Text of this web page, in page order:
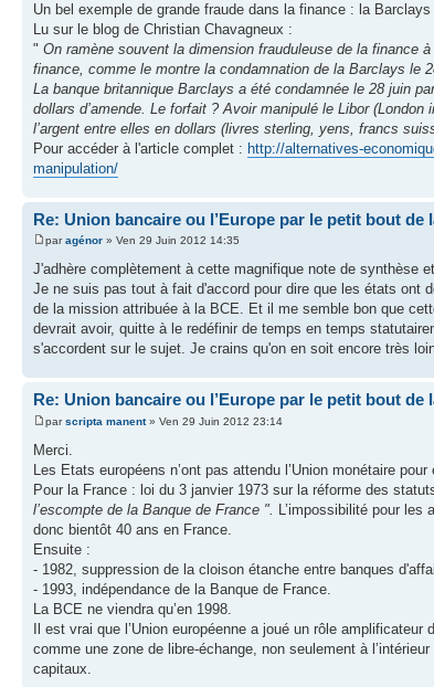
Un bel exemple de grande fraude dans la finance : la Barclays
Lu sur le blog de Christian Chavagneux :
" On ramène souvent la dimension frauduleuse de la finance
finance, comme le montre la condamnation de la Barclays le
La banque britannique Barclays a été condamnée le 28 juin
dollars d’amende. Le forfait ? Avoir manipulé le Libor
l’argent entre elles en dollars (livres sterling, yens, francs
Pour accéder à l'article complet : http://alternatives-
manipulation/
Re: Union bancaire ou l’Europe par le petit bout de
paragénor » Ven 29 Juin 2012 14:35
J'adhère complètement à cette magnifique note de synthèse
Je ne suis pas tout à fait d'accord pour dire que les états ont
de la mission attribuée à la BCE. Et il me semble bon que
devrait avoir, quitte à le redéfinir de temps en temps
s'accordent sur le sujet. Je crains qu'on en soit encore très
Re: Union bancaire ou l’Europe par le petit bout de
parscripta manent» Ven 29 Juin 2012 23:14
Merci.
Les Etats européens n’ont pas attendu l’Union monétaire
Pour la France : loi du 3 janvier 1973 sur la réforme des
l’escompte de la Banque de France ". L’impossibilité pour
donc bientôt 40 ans en France.
Ensuite :
- 1982, suppression de la cloison étanche entre banques
- 1993, indépendance de la Banque de France.
La BCE ne viendra qu’en 1998.
Il est vrai que l’Union européenne a joué un rôle
comme une zone de libre-échange, non seulement à
capitaux.